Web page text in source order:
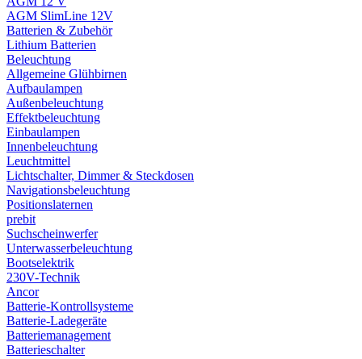
AGM SlimLine 12V
Batterien & Zubehör
Lithium Batterien
Beleuchtung
Allgemeine Glühbirnen
Aufbaulampen
Außenbeleuchtung
Effektbeleuchtung
Einbaulampen
Innenbeleuchtung
Leuchtmittel
Lichtschalter, Dimmer & Steckdosen
Navigationsbeleuchtung
Positionslaternen
prebit
Suchscheinwerfer
Unterwasserbeleuchtung
Bootselektrik
230V-Technik
Ancor
Batterie-Kontrollsysteme
Batterie-Ladegeräte
Batteriemanagement
Batterieschalter